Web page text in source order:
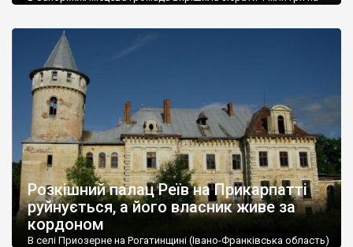
активно підтримує Широківська територіальна громада, до
якої належить споруда. Розуміючи, що самостійно зібрати
великі кошти у місцевій громаді неможливо, мешканці
вирішили звернутися до спонсорів, донорів та меценатів.
Через аукціони та звернення до громадськості запустили
процес збору коштів. […]
Розкішний палац Реїв на Прикарпатті
руйнується, а його власник живе за
кордоном
В селі Приозерне на Рогатинщині (Івано-Франківська область)